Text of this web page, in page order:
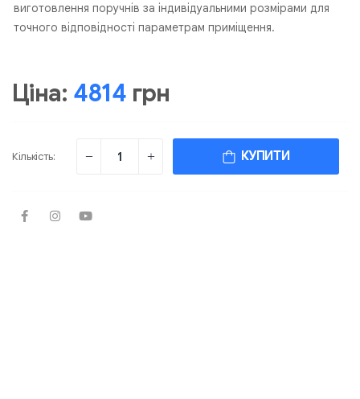
виготовлення поручнів за індивідуальними розмірами для
точного відповідності параметрам приміщення.
Ціна: 4814 грн
Кількість: КУПИТИ